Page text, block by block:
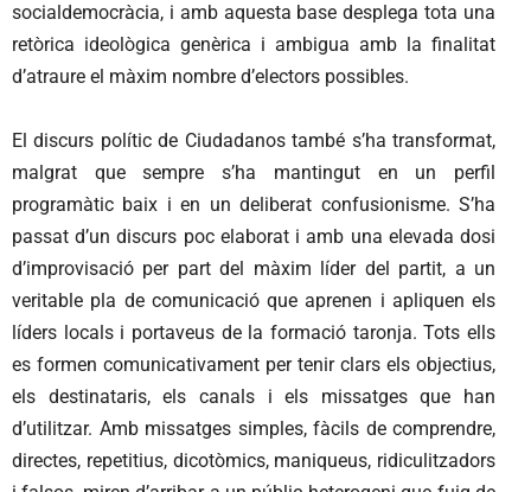
socialdemocràcia, i amb aquesta base desplega tota una
retòrica ideològica genèrica i ambigua amb la finalitat
d’atraure el màxim nombre d’electors possibles.
El discurs polític de Ciudadanos també s’ha transformat,
malgrat que sempre s’ha mantingut en un perfil
programàtic baix i en un deliberat confusionisme. S’ha
passat d’un discurs poc elaborat i amb una elevada dosi
d’improvisació per part del màxim líder del partit, a un
veritable pla de comunicació que aprenen i apliquen els
líders locals i portaveus de la formació taronja. Tots ells
es formen comunicativament per tenir clars els objectius,
els destinataris, els canals i els missatges que han
d’utilitzar. Amb missatges simples, fàcils de comprendre,
directes, repetitius, dicotòmics, maniqueus, ridiculitzadors